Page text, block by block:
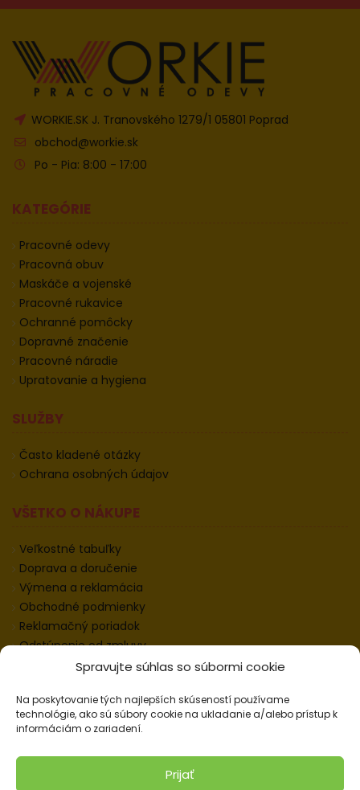
Spravujte súhlas so súbormi cookie
Na poskytovanie tých najlepších skúseností používame
technológie, ako sú súbory cookie na ukladanie a/alebo prístup k
informáciám o zariadení.
Prijať
WORKIE.SK J. Tranovského 1279/1 05801 Poprad
obchod@workie.sk
Po - Pia: 8:00 - 17:00
KATEGÓRIE
Pracovné odevy
Pracovná obuv
Maskáče a vojenské
Pracovné rukavice
Ochranné pomôcky
Dopravné značenie
Pracovné náradie
Upratovanie a hygiena
SLUŽBY
Často kladené otázky
Ochrana osobných údajov
VŠETKO O NÁKUPE
Veľkostné tabuľky
Doprava a doručenie
Výmena a reklamácia
Obchodné podmienky
Reklamačný poriadok
Odstúpenie od zmluvy
Informácie k odstúpeniu
Nastavenie cookies
vyhradené.